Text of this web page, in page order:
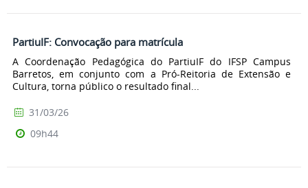
PartiuIF: Convocação para matrícula
A Coordenação Pedagógica do PartiuIF do IFSP Campus
Barretos, em conjunto com a Pró-Reitoria de Extensão e
Cultura, torna público o resultado final...
31/03/26
09h44